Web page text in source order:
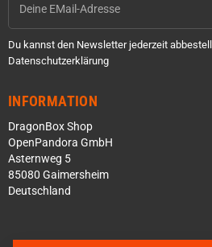
Du kannst den Newsletter jederzeit
Datenschutzerklärung
INFORMATION
DragonBox Shop
OpenPandora GmbH
Asternweg 5
85080 Gaimersheim
Deutschland